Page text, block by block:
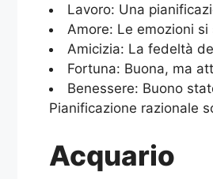
Lavoro: Una
Amore: Le emozioni
Amicizia: La fedeltà
Fortuna: Buona, ma
Benessere: Buono
Pianificazione razionale
Acquario